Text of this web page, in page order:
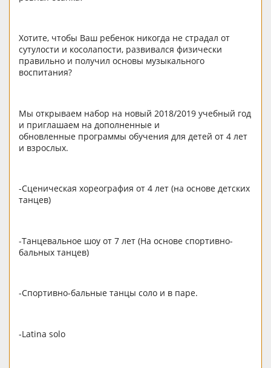
Хотите, чтобы Ваш ребенок никогда не страдал от
сутулости и косолапости, развивался физически
правильно и получил основы музыкального
воспитания?
Мы открываем набор на новый 2018/2019 учебный год
и приглашаем на дополненные и
обновленные программы обучения для детей от 4 лет
и взрослых.
-Сценическая хореография от 4 лет (на основе детских
танцев)
-Танцевальное шоу от 7 лет (На основе спортивно-
бальных танцев)
-Спортивно-бальные танцы соло и в паре.
-Latina solo